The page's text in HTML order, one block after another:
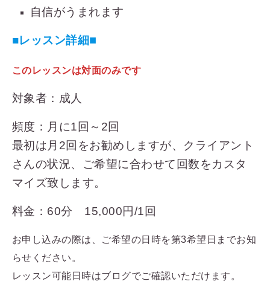
自信がうまれます
■レッスン詳細■
このレッスンは対面のみです
対象者：成人
頻度：月に1回～2回
最初は月2回をお勧めしますが、クライアント
さんの状況、ご希望に合わせて回数をカスタ
マイズ致します。
料金：60分 15,000円/1回
お申し込みの際は、ご希望の日時を第3希望日までお知
らせください。
レッスン可能日時はブログでご確認いただけます。